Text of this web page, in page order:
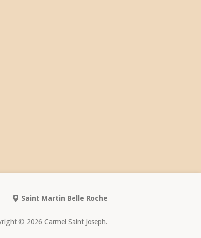
Saint Martin Belle Roche
© 2026 Carmel Saint Joseph.